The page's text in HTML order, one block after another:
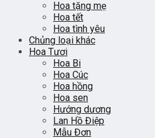
Hoa tặng mẹ
Hoa tết
Hoa tình yêu
Chủng loại khác
Hoa Tươi
Hoa Bi
Hoa Cúc
Hoa hồng
Hoa sen
Hướng dương
Lan Hồ Điệp
Mẫu Đơn